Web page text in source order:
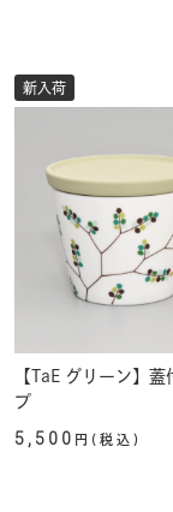
新入荷
【TaE グリーン】蓋
プ
5,500 円(税込)